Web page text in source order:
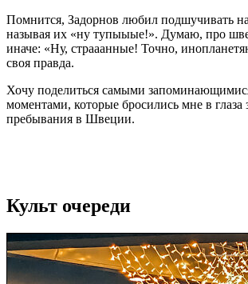
Помнится, Задорнов любил подшучивать
называя их «ну тупыыые!». Думаю, про
иначе: «Ну, страаанные! Точно,
своя правда.
Хочу поделиться самыми
моментами, которые бросились мне в глаза
пребывания в Швеции.
Культ очереди